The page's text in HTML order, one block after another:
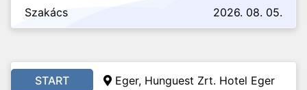
Szakács 2026. 08. 05.
START
Eger, Hunguest Zrt. Hotel Eger